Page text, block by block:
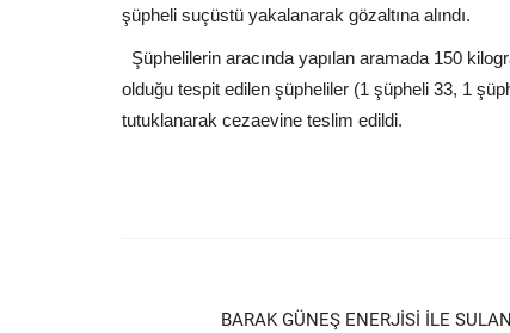
şüpheli suçüstü yakalanarak gözaltına alındı.
Şüphelilerin aracında yapılan aramada 150
olduğu tespit edilen şüpheliler (1 şüpheli 33, 1
tutuklanarak cezaevine teslim edildi.
BARAK GÜNEŞ ENERJİSİ İLE